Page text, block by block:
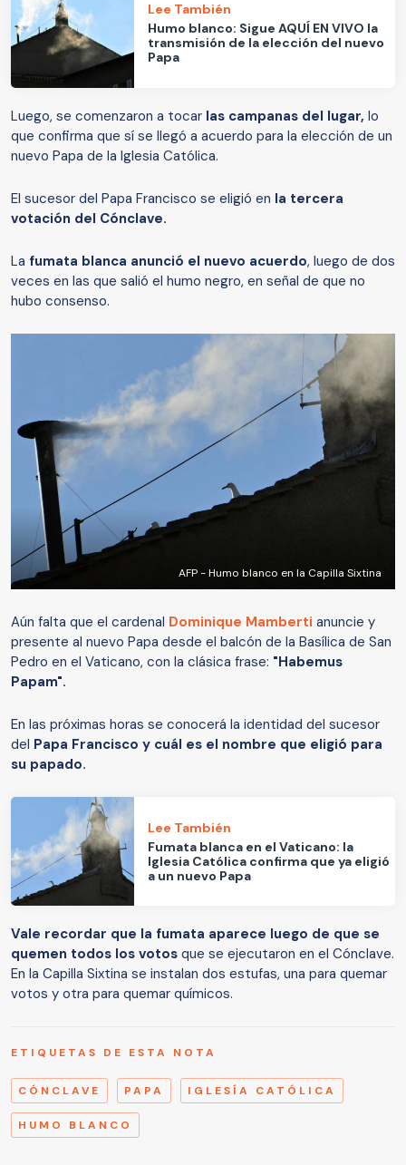
Lee También
Humo blanco: Sigue AQUÍ EN VIVO la
transmisión de la elección del nuevo
Papa
Luego, se comenzaron a tocar las campanas del lugar, lo
que confirma que sí se llegó a acuerdo para la elección de un
nuevo Papa de la Iglesia Católica.
El sucesor del Papa Francisco se eligió en la tercera
votación del Cónclave.
La fumata blanca anunció el nuevo acuerdo, luego de dos
veces en las que salió el humo negro, en señal de que no
hubo consenso.
AFP - Humo blanco en la Capilla Sixtina
Aún falta que el cardenal Dominique Mamberti anuncie y
presente al nuevo Papa desde el balcón de la Basílica de San
Pedro en el Vaticano, con la clásica frase: "Habemus
Papam".
En las próximas horas se conocerá la identidad del sucesor
del Papa Francisco y cuál es el nombre que eligió para
su papado.
Lee También
Fumata blanca en el Vaticano: la
Iglesia Católica confirma que ya eligió
a un nuevo Papa
Vale recordar que la fumata aparece luego de que se
quemen todos los votos que se ejecutaron en el Cónclave.
En la Capilla Sixtina se instalan dos estufas, una para quemar
votos y otra para quemar químicos.
ETIQUETAS DE ESTA NOTA
CÓNCLAVE PAPA IGLESÍA CATÓLICA
HUMO BLANCO